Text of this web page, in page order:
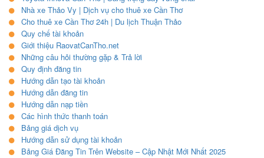
Nhà xe Thảo Vy | Dịch vụ cho thuê xe Cần Thơ
Cho thuê xe Cần Thơ 24h | Du lịch Thuận Thảo
Quy chế tài khoản
Giới thiệu RaovatCanTho.net
Những câu hỏi thường gặp & Trả lời
Quy định đăng tin
Hướng dẫn tạo tài khoản
Hướng dẫn đăng tin
Hướng dẫn nạp tiền
Các hình thức thanh toán
Bảng giá dịch vụ
Hướng dẫn sử dụng tài khoản
Bảng Giá Đăng Tin Trên Website – Cập Nhật Mới Nhất 2025